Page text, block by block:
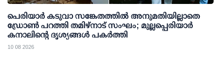
പെരിയാര്‍ കടുവാ സങ്കേതത്തില്‍ അനുമതിയില്ലാതെ
ഡ്രോണ്‍ പറത്തി തമിഴ്നാട് സംഘം; മുല്ലപ്പെരിയാര്‍
കനാലിന്റെ ദൃശ്യങ്ങള്‍ പകര്‍ത്തി
10 08 2026